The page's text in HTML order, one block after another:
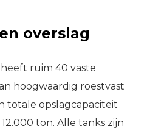
overslag
ruim 40 vaste
hoogwaardig roestvast
totale opslagcapaciteit
ton. Alle tanks zijn